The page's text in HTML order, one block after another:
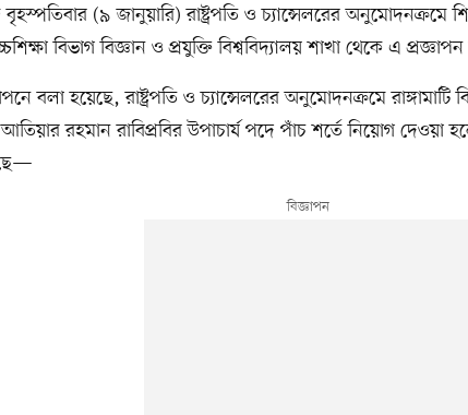
(৯ জানুয়ারি) রাষ্ট্রপতি ও চ্যান্সেলরের অনুমোদনক্রমে
বিভাগ বিজ্ঞান ও প্রযুক্তি বিশ্ববিদ্যালয় শাখা থেকে এ
বলা হয়েছে, রাষ্ট্রপতি ও চ্যান্সেলরের অনুমোদনক্রমে
রহমান রাবিপ্রবির উপাচার্য পদে পাঁচ শর্তে নিয়োগ দেওয়া